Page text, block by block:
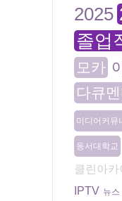
2025
졸업
모카
다큐멘
미디어커뮤
동서대학교
클린아카
IPTV 뉴스